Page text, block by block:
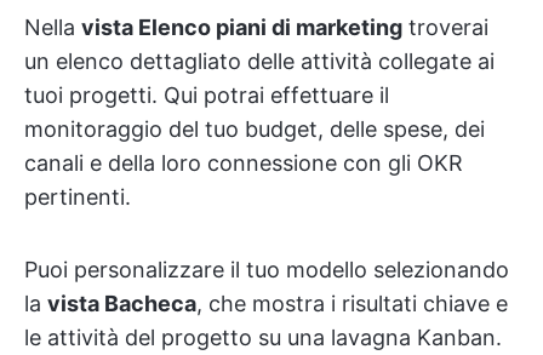
Nella vista Elenco piani di marketing troverai
un elenco dettagliato delle attività collegate ai
tuoi progetti. Qui potrai effettuare il
monitoraggio del tuo budget, delle spese, dei
canali e della loro connessione con gli OKR
pertinenti.
Puoi personalizzare il tuo modello selezionando
la vista Bacheca, che mostra i risultati chiave e
le attività del progetto su una lavagna Kanban.